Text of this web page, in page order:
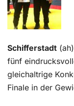
Schifferstadt
fünf
gleichaltrige
Finale in der